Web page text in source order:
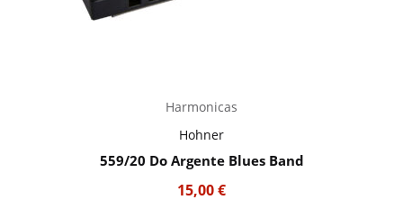
Harmonicas
Hohner
559/20 Do Argente Blues Band
15,00€